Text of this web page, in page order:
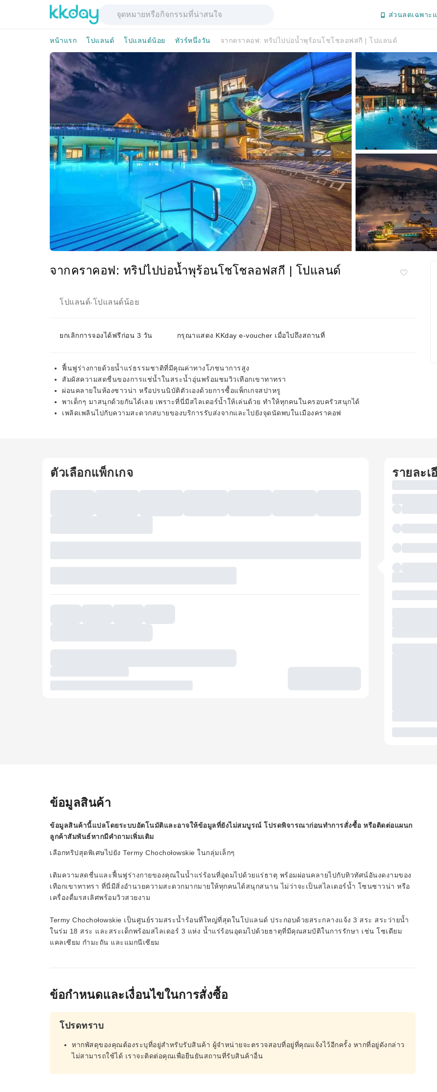
ส่วนลดเฉพาะ
หน้าแรก โปแลนด์ โปแลนด์น้อย ทัวร์หนึ่งวัน จากคราคอฟ: ทริปไปบ่อน้ำพุร้อนโชโชลอฟสกี | โปแลนด์
จากคราคอฟ: ทริปไปบ่อน้ำพุร้อนโชโชลอฟสกี | โปแลนด์
โปแลนด์-โปแลนด์น้อย
ยกเลิกการจองได้ฟรีก่อน 3 วัน กรุณาแสดง KKday e-voucher เมื่อไปถึงสถานที่
ฟื้นฟูร่างกายด้วยน้ำแร่ธรรมชาติที่มีคุณค่าทางโภชนาการสูง
สัมผัสความสดชื่นของการแช่น้ำในสระน้ำอุ่นพร้อมชมวิวเทือกเขาทาทรา
ผ่อนคลายในห้องซาวน่า หรือปรนนิบัติตัวเองด้วยการซื้อแพ็กเกจสปาหรู
พาเด็กๆ มาสนุกด้วยกันได้เลย เพราะที่นี่มีสไลเดอร์น้ำให้เล่นด้วย ทำให้ทุกคนในครอบครัวสนุกได้
เพลิดเพลินไปกับความสะดวกสบายของบริการรับส่งจากและไปยังจุดนัดพบในเมืองคราคอฟ
ตัวเลือกแพ็กเกจ รายละเ
ข้อมูลสินค้า
ข้อมูลสินค้านี้แปลโดยระบบอัตโนมัติและอาจให้ข้อมูลที่ยังไม่สมบูรณ์ โปรดพิจารณาก่อนทำการสั่งซื้อ หรือติดต่อแผนก
ลูกค้าสัมพันธ์หากมีคำถามเพิ่มเติม
เลือกทริปสุดพิเศษไปยัง Termy Chochołowskie ในกลุ่มเล็กๆ
เติมความสดชื่นและฟื้นฟูร่างกายของคุณในน้ำแร่ร้อนที่อุดมไปด้วยแร่ธาตุ พร้อมผ่อนคลายไปกับทิวทัศน์อันงดงามของ
เทือกเขาทาทรา ที่นี่มีสิ่งอำนวยความสะดวกมากมายให้ทุกคนได้สนุกสนาน ไม่ว่าจะเป็นสไลเดอร์น้ำ โซนซาวน่า หรือ
เครื่องดื่มรสเลิศพร้อมวิวสวยงาม
Termy Chochołowskie เป็นศูนย์รวมสระน้ำร้อนที่ใหญ่ที่สุดในโปแลนด์ ประกอบด้วยสระกลางแจ้ง 3 สระ สระว่ายน้ำ
ในร่ม 18 สระ และสระเด็กพร้อมสไลเดอร์ 3 แห่ง น้ำแร่ร้อนอุดมไปด้วยธาตุที่มีคุณสมบัติในการรักษา เช่น โซเดียม
แคลเซียม กำมะถัน และแมกนีเซียม
ข้อกำหนดและเงื่อนไขในการสั่งซื้อ
โปรดทราบ
หากพัสดุของคุณต้องระบุที่อยู่สำหรับรับสินค้า ผู้จำหน่ายจะตรวจสอบที่อยู่ที่คุณแจ้งไว้อีกครั้ง หากที่อยู่ดังกล่าว
ไม่สามารถใช้ได้ เราจะติดต่อคุณเพื่อยืนยันสถานที่รับสินค้าอื่น